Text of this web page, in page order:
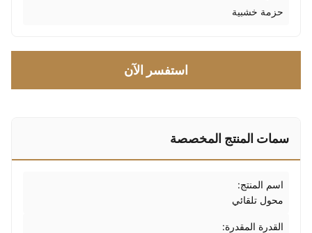
حزمة خشبية
استفسر الآن
سمات المنتج المخصصة
اسم المنتج:
محول تلقائي
القدرة المقدرة: